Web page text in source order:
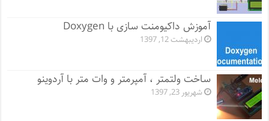
آموزش داکیومنت سازی با Doxygen
اردیبهشت 12, 1397
ساخت ولتمتر ، آمپرمتر و وات متر با آردوینو
شهریور 23, 1397